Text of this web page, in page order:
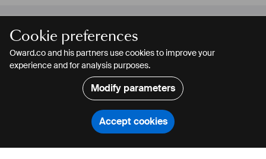
Cookie preferences
Oward.co and his partners use cookies to improve your
experience and for analysis purposes.
Modify parameters
Accept cookies
Quimper ,France
DLB
Dominique Le Bars
Music composer
Je suis compositeur, je mets ma musique au service de tous vos
projets.Know more >
CONTACT
CONTACT Search